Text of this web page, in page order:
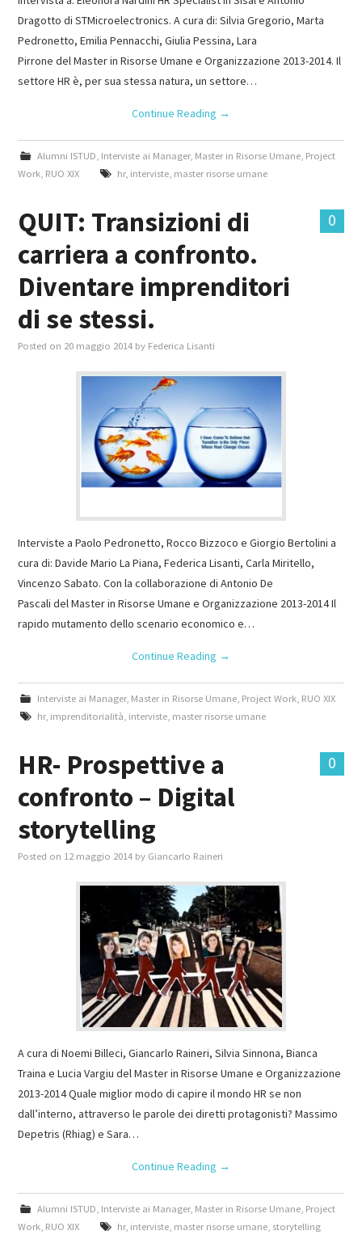
Dragotto di STMicroelectronics. A cura di: Silvia Gregorio, Marta
Pedronetto, Emilia Pennacchi, Giulia Pessina, Lara
Pirrone del Master in Risorse Umane e Organizzazione 2013-2014. Il
settore HR è, per sua stessa natura, un settore…
Continue Reading →
Alumni ISTUD Interviste ai Manager, Master in Risorse Umane, Project
Work RUO XIX hr, interviste, master risorse umane
0
QUIT: Transizioni di
carriera a confronto.
Diventare imprenditori
di se stessi.
Posted on 20 maggio 2014 by Federica Lisanti
Interviste a Paolo Pedronetto, Rocco Bizzoco e Giorgio Bertolini a
cura di: Davide Mario La Piana, Federica Lisanti, Carla Miritello,
Vincenzo Sabato. Con la collaborazione di Antonio De
Pascali del Master in Risorse Umane e Organizzazione 2013-2014 Il
rapido mutamento dello scenario economico e…
Continue Reading →
Interviste ai Manager, Master in Risorse Umane, Project Work, RUO XIX
hr, imprenditorialità interviste, master risorse umane
0
HR- Prospettive a
confronto – Digital
storytelling
Posted on 12 maggio 2014 by Giancarlo Raineri
A cura di Noemi Billeci, Giancarlo Raineri, Silvia Sinnona, Bianca
Traina e Lucia Vargiu del Master in Risorse Umane e Organizzazione
2013-2014 Quale miglior modo di capire il mondo HR se non
dall’interno, attraverso le parole dei diretti protagonisti? Massimo
Depetris (Rhiag) e Sara…
Continue Reading →
Alumni ISTUD Interviste ai Manager, Master in Risorse Umane, Project
Work RUO XIX hr, interviste, master risorse umane, storytelling